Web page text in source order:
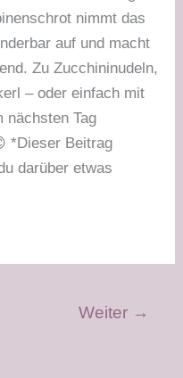
nimmt das
auf und macht
Zu Zucchininudeln,
– oder einfach mit
nächsten Tag
*Dieser Beitrag
darüber etwas
Weiter →